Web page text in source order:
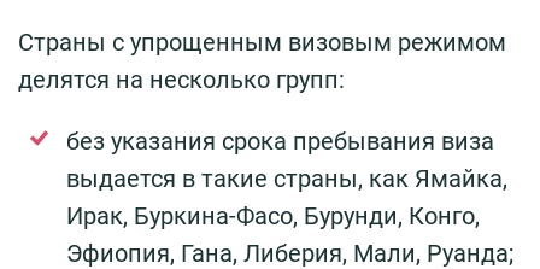
Страны с упрощенным визовым режимом
делятся на несколько групп:
без указания срока пребывания виза
выдается в такие страны, как Ямайка,
Ирак, Буркина-Фасо, Бурунди, Конго,
Эфиопия, Гана, Либерия, Мали, Руанда;